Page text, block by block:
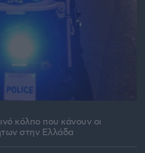
κόλπο που κάνουν οι
στην Ελλάδα